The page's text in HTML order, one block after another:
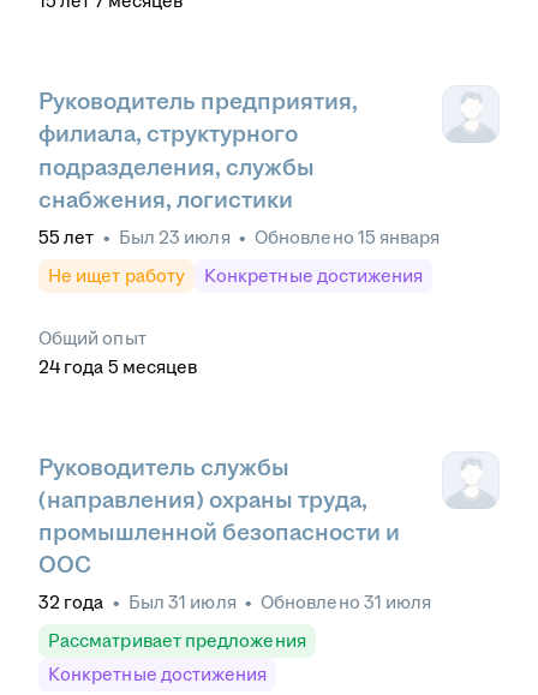
Руководитель предприятия,
филиала, структурного
подразделения, службы
снабжения, логистики
55 лет • Был 23 июля • Обновлено 15 января
Не ищет работу
Конкретные достижения
Общий опыт
24 года 5 месяцев
Руководитель службы
(направления) охраны труда,
промышленной безопасности и
ООС
32 года • Был 31 июля • Обновлено 31 июля
Рассматривает предложения
Конкретные достижения